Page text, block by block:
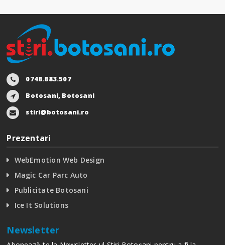
0748.883.507
Botosani, Botosani
stiri@botosani.ro
Prezentari
WebEmotion Web Design
Magic Car Parc Auto
Publicitate Botosani
Ice It Solutions
Newsletter